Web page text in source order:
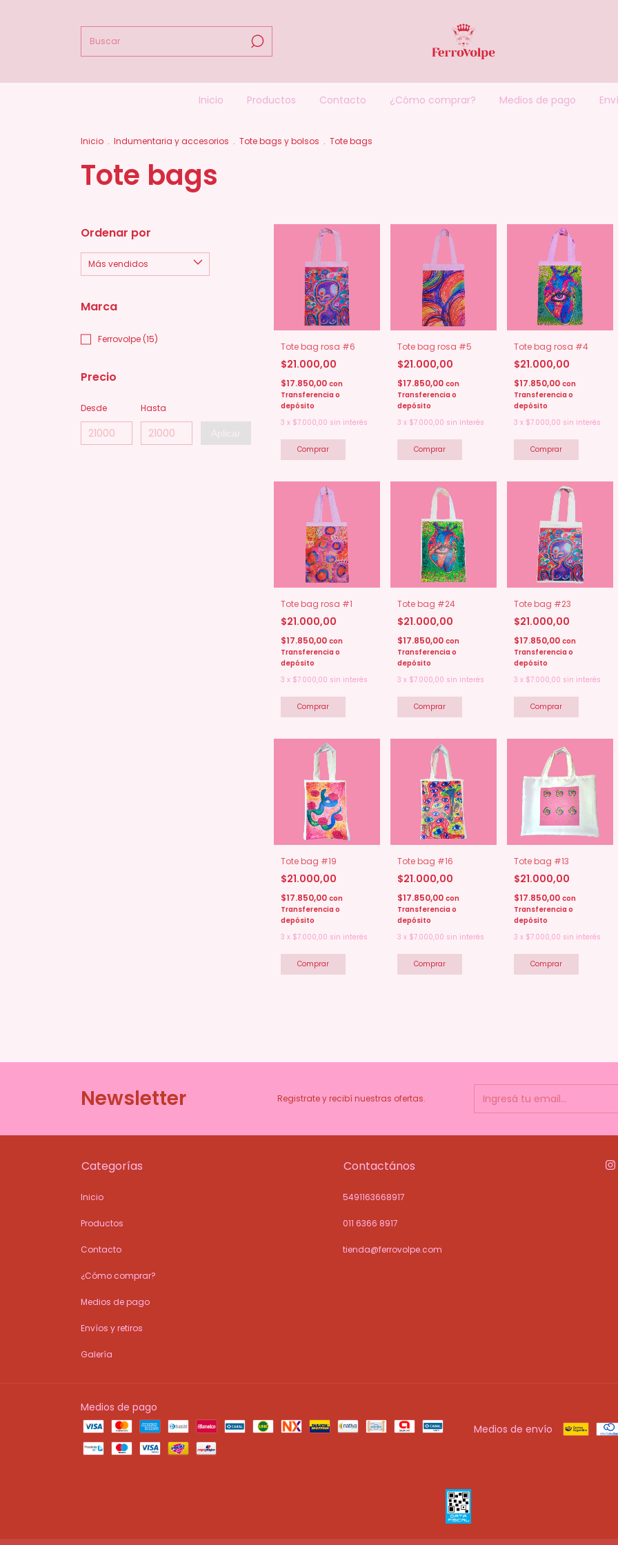
Inicio Productos Contacto ¿Cómo comprar? Medios de pago
Inicio . Indumentaria y accesorios . Tote bags y bolsos . Tote bags
Tote bags
Ordenar por
Marca
Ferrovolpe (15)
Precio
Desde Hasta
Aplicar
Tote bag rosa #6
$21.000,00
$17.850,00 con
Transferencia o
depósito
3 x $7.000,00 sin interés
Tote bag rosa #5
$21.000,00
$17.850,00 con
Transferencia o
depósito
3 x $7.000,00 sin interés
Tote bag rosa #4
$21.000,00
$17.850,00 con
Transferencia o
depósito
3 x $7.000,00 sin interés
Tote bag rosa #1
$21.000,00
$17.850,00 con
Transferencia o
depósito
3 x $7.000,00 sin interés
Tote bag #24
$21.000,00
$17.850,00 con
Transferencia o
depósito
3 x $7.000,00 sin interés
Tote bag #23
$21.000,00
$17.850,00 con
Transferencia o
depósito
3 x $7.000,00 sin interés
Tote bag #19
$21.000,00
$17.850,00 con
Transferencia o
depósito
3 x $7.000,00 sin interés
Tote bag #16
$21.000,00
$17.850,00 con
Transferencia o
depósito
3 x $7.000,00 sin interés
Tote bag #13
$21.000,00
$17.850,00 con
Transferencia o
depósito
3 x $7.000,00 sin interés
Newsletter Registrate y recibí nuestras ofertas.
Categorías
Inicio
Productos
Contacto
¿Cómo comprar?
Medios de pago
Envíos y retiros
Galería
Contactános
5491163668917
011 6366 8917
tienda@ferrovolpe.com
Medios de pago
Medios de envío